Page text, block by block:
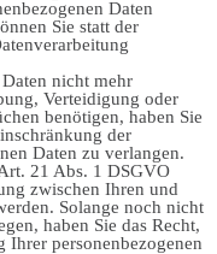
Daten
Sie statt der
nicht mehr
Verteidigung oder
benötigen, haben Sie
der
Daten zu verlangen.
21 Abs. 1 DSGVO
zwischen Ihren und
Solange noch nicht
haben Sie das Recht,
Ihrer personenbezogenen